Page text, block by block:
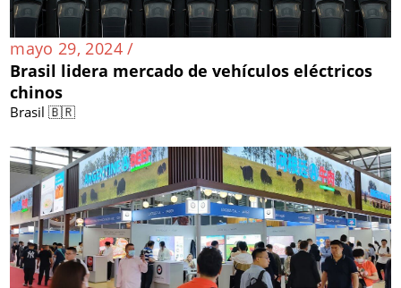
mayo 29, 2024 /
Brasil lidera mercado de vehículos eléctricos
chinos
Brasil 🇧🇷